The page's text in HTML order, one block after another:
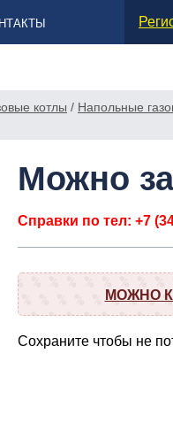
котлы / Напольные
Можно
Справки по тел: +7
МОЖНО
Сохраните чтобы не